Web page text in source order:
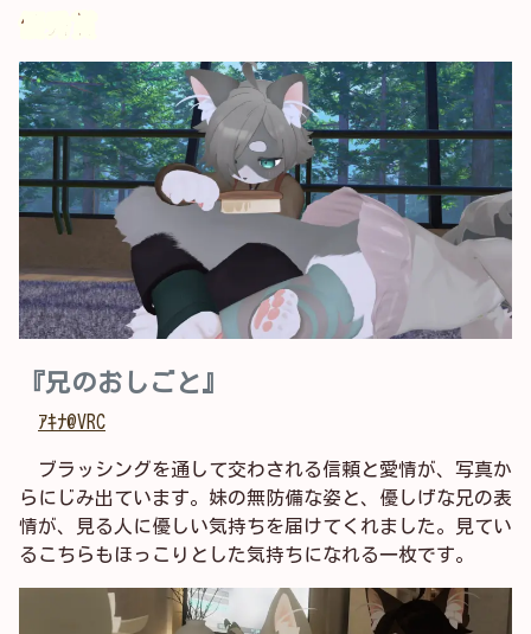
優秀賞
『兄のおしごと』
ｱｷﾅ@VRC
ブラッシングを通して交わされる信頼と愛情が、写真か
らにじみ出ています。妹の無防備な姿と、優しげな兄の表
情が、見る人に優しい気持ちを届けてくれました。見てい
るこちらもほっこりとした気持ちになれる一枚です。